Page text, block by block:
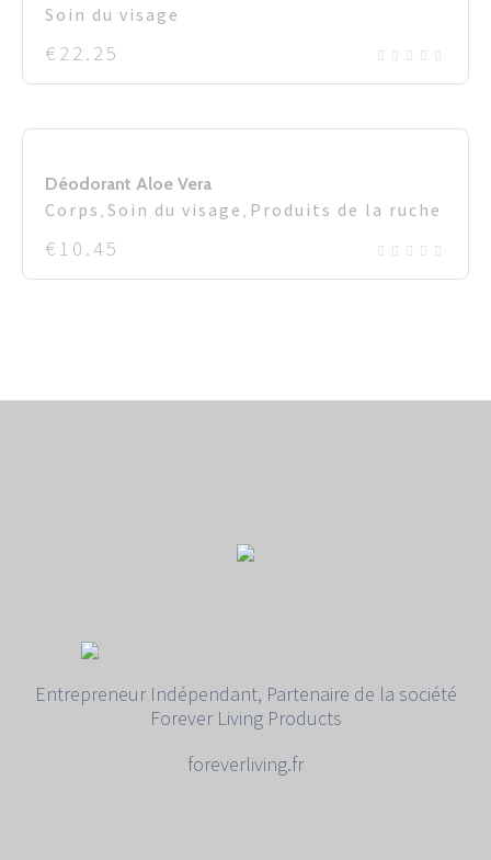
Soin du visage
€ 22.25
Déodorant Aloe Vera
Corps ,Soin du visage Produits de la ruche
€ 10.45
Entrepreneur Indépendant, Partenaire de la société
Forever Living Products
foreverliving.fr